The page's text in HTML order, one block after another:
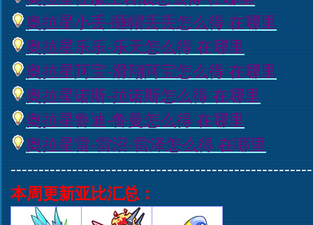
奥拉星小丢-睡帽丢丢怎么得 在哪里
奥拉星乐乐-乐天怎么得 在哪里
奥拉星阿宝-滑翔阿宝怎么得 在哪里
奥拉星诺斯-拉诺斯怎么得 在哪里
奥拉星鲁迪-鲁曼怎么得 在哪里
奥拉星雷-雷沼-雷泽怎么得 在哪里
本周更新亚比汇总：